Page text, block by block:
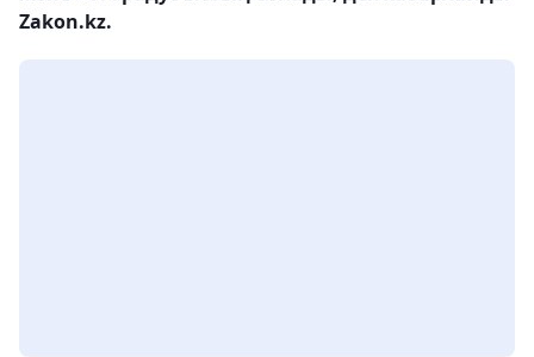
Zakon.kz.